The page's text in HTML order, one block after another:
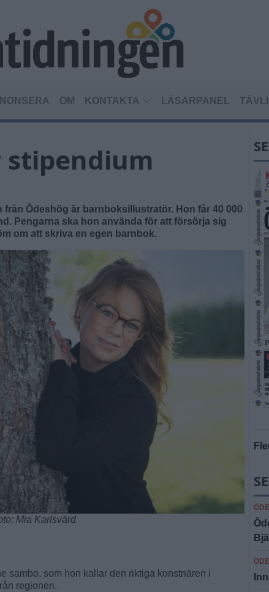
OM KONTAKTA LÄSARPANEL
från Ödeshög är barnboksillustratör. Hon får 40 000
Pengarna ska hon använda för att försörja sig
om att skriva en egen barnbok.
Mia Karlsvärd
sambo, som hon kallar den riktiga konstnären i
regionen.